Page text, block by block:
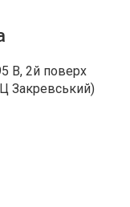
В, 2й поверх
Закревський)